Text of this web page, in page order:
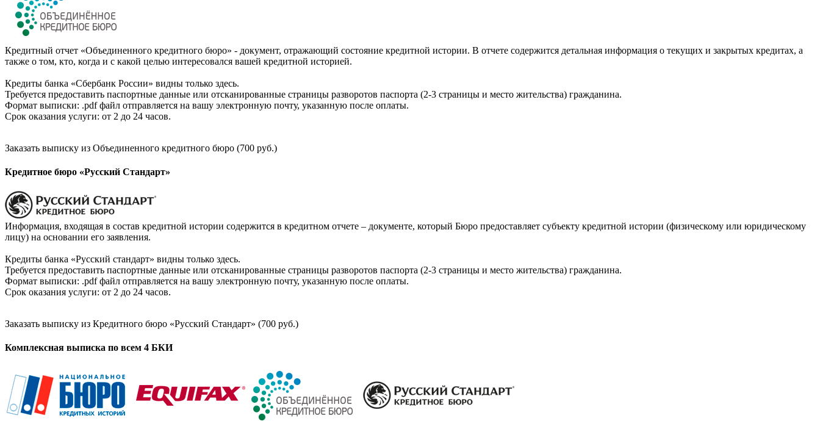
Кредитный отчет «Объединенного кредитного бюро» - документ, отражающий состояние кредитной истории. В отчете содержится детальная информация о текущих и закрытых кредитах, а
также о том, кто, когда и с какой целью интересовался вашей кредитной историей.
Кредиты банка «Сбербанк России» видны только здесь.
Требуется предоставить паспортные данные или отсканированные страницы разворотов паспорта (2-3 страницы и место жительства) гражданина.
Формат выписки: .pdf файл отправляется на вашу электронную почту, указанную после оплаты.
Срок оказания услуги: от 2 до 24 часов.
Заказать выписку из Объединенного кредитного бюро (700 руб.)
Кредитное бюро «Русский Стандарт»
Информация, входящая в состав кредитной истории содержится в кредитном отчете – документе, который Бюро предоставляет субъекту кредитной истории (физическому или юридическому
лицу) на основании его заявления.
Кредиты банка «Русский стандарт» видны только здесь.
Требуется предоставить паспортные данные или отсканированные страницы разворотов паспорта (2-3 страницы и место жительства) гражданина.
Формат выписки: .pdf файл отправляется на вашу электронную почту, указанную после оплаты.
Срок оказания услуги: от 2 до 24 часов.
Заказать выписку из Кредитного бюро «Русский Стандарт» (700 руб.)
Комплексная выписка по всем 4 БКИ